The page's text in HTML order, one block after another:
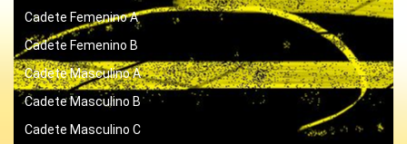
Cadete Femenino A
Cadete Femenino B
Cadete Masculino A
Cadete Masculino B
Cadete Masculino C